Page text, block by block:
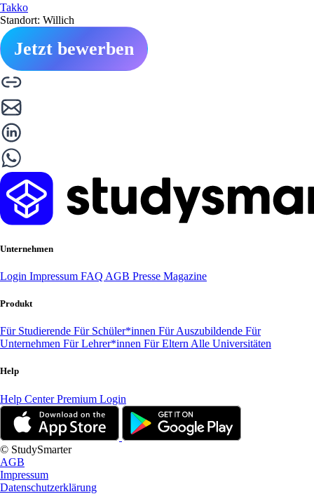
Takko
Standort: Willich
Jetzt bewerben
Unternehmen
Login Impressum FAQ AGB Presse Magazine
Produkt
Für Studierende Für Schüler*innen Für Auszubildende Für
Unternehmen Für Lehrer*innen Für Eltern Alle Universitäten
Help
Help CenterPremium Login
© StudySmarter
AGB
Impressum
Datenschutzerklärung